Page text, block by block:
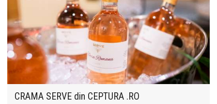
CRAMA SERVE din CEPTURA .RO